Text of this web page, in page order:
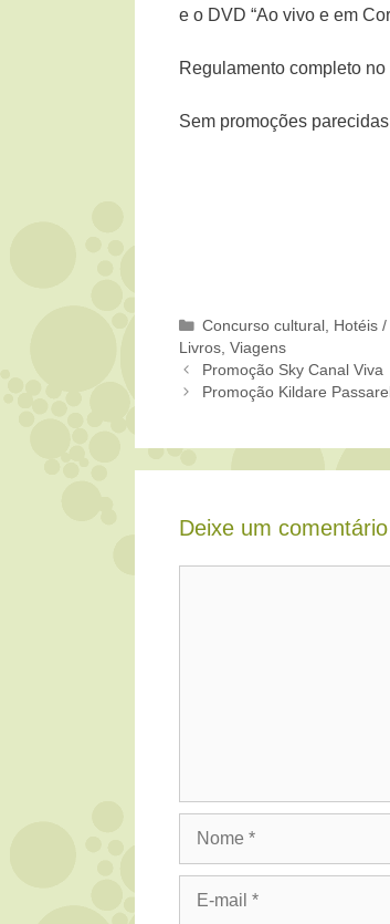
e o DVD “Ao vivo e em
Regulamento completo no
Sem promoções parecidas
Categorias
Concurso cultural Hotéis /
Livros Viagens
Promoção Sky Canal Viva
Promoção Kildare
Deixe um comentário